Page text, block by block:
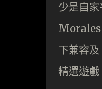
少是自
Morales
下兼容
精選遊戲